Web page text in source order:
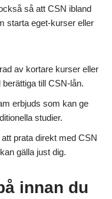
så att CSN ibland
starta eget-kurser eller
av kortare kurser eller
till CSN-lån.
erbjuds som kan ge
studier.
prata direkt med CSN
gälla just dig.
innan du